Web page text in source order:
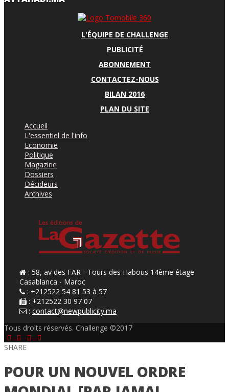
L'ÉQUIPE DE CHALLENGE
PUBLICITÉ
ABONNEMENT
CONTACTEZ-NOUS
BILAN 2016
PLAN DU SITE
Accueil
L'essentiel de l'info
Economie
Politique
Magazine
Dossiers
Décideurs
Archives
: 58, av des FAR - Tours des Habous 14ème étage
Casablanca - Maroc
: +212522 54 81 53 à 57
: +212522 30 97 07
: contact@newpublicity.ma
Tous droits réservés. Challenge ©2017
SHARE
POUR UN NOUVEL ORDRE